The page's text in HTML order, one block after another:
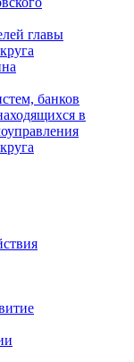
главы
банков
в